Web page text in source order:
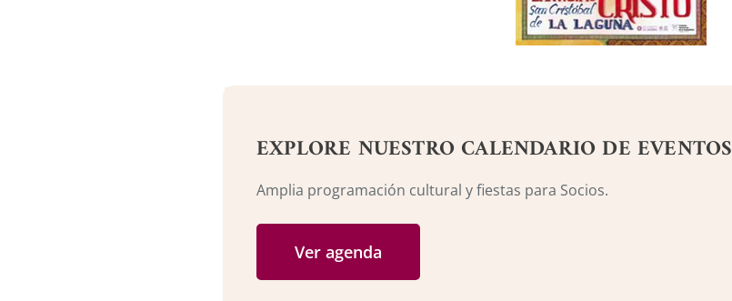
EXPLORE NUESTRO CALENDARIO DE EVENTOS
Amplia programación cultural y fiestas para Socios.
Ver agenda